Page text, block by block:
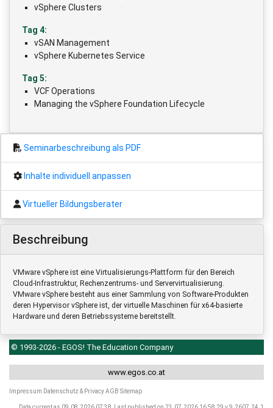
vSphere Clusters
Tag 4:
vSAN Management
vSphere Kubernetes Service
Tag 5:
VCF Operations
Managing the vSphere Foundation Lifecycle
Seminarbeschreibung als PDF
Inhalte individuell anpassen
Virtueller Bildungsberater
Beschreibung
VMware vSphere ist eine Virtualisierungs-Plattform für den Bereich
Cloud-Infrastruktur, Rechenzentrums- und Servervirtualisierung.
VMware vSphere besteht aus einer Sammlung von Software-Produkten
deren Hypervisor vSphere ist, der virtuelle Maschinen für x64-basierte
Hardware und deren Betriebssysteme bereitstellt.
© 1993-2026 - EGOS! The Education Company
www.egos.co.at
Impressum Datenschutz & PrivacyAGB Sitemap